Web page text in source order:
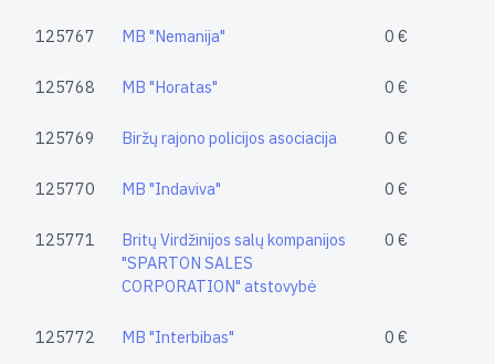
125767 MB "Nemanija" 0 €
125768 MB "Horatas" 0 €
125769 Biržų rajono policijos asociacija 0 €
125770 MB "Indaviva" 0 €
125771
Britų Virdžinijos salų kompanijos
"SPARTON SALES
CORPORATION" atstovybė
0 €
125772 MB "Interbibas" 0 €